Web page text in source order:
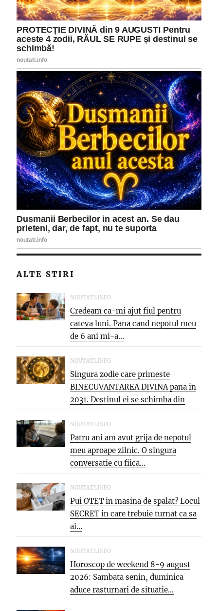
ALTE STIRI
NOUTATI.INFO
Credeam ca-mi ajut fiul pentru
cateva luni. Pana cand nepotul meu
de 6 ani mi-a...
NOUTATI.INFO
Singura zodie care primeste
BINECUVANTAREA DIVINA pana in
2031. Destinul ei se schimba din
temelii,...
NOUTATI.INFO
Patru ani am avut grija de nepotul
meu aproape zilnic. O singura
conversatie cu fiica...
NOUTATI.INFO
Pui OTET in masina de spalat? Locul
SECRET in care trebuie turnat ca sa
ai...
NOUTATI.INFO
Horoscop de weekend 8-9 august
2026: Sambata senin, duminica
aduce rasturnari de situatie…